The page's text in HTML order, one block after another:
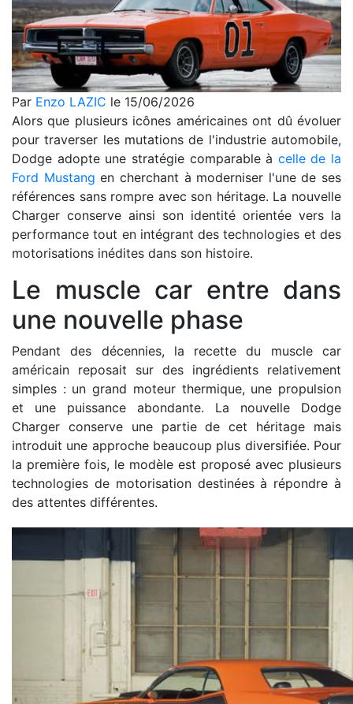
Par Enzo LAZIC le 15/06/2026
Alors que plusieurs icônes américaines ont dû évoluer
pour traverser les mutations de l'industrie automobile,
Dodge adopte une stratégie comparable à celle de la
Ford Mustang en cherchant à moderniser l'une de ses
références sans rompre avec son héritage. La nouvelle
Charger conserve ainsi son identité orientée vers la
performance tout en intégrant des technologies et des
motorisations inédites dans son histoire.
Le muscle car entre dans
une nouvelle phase
Pendant des décennies, la recette du muscle car
américain reposait sur des ingrédients relativement
simples : un grand moteur thermique, une propulsion
et une puissance abondante. La nouvelle Dodge
Charger conserve une partie de cet héritage mais
introduit une approche beaucoup plus diversifiée. Pour
la première fois, le modèle est proposé avec plusieurs
technologies de motorisation destinées à répondre à
des attentes différentes.